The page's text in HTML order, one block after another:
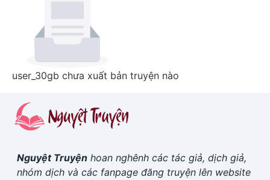
user_30gb chưa xuất bản truyện nào
Nguyệt Truyện hoan nghênh các tác giả, dịch giả,
nhóm dịch và các fanpage đăng truyện lên website